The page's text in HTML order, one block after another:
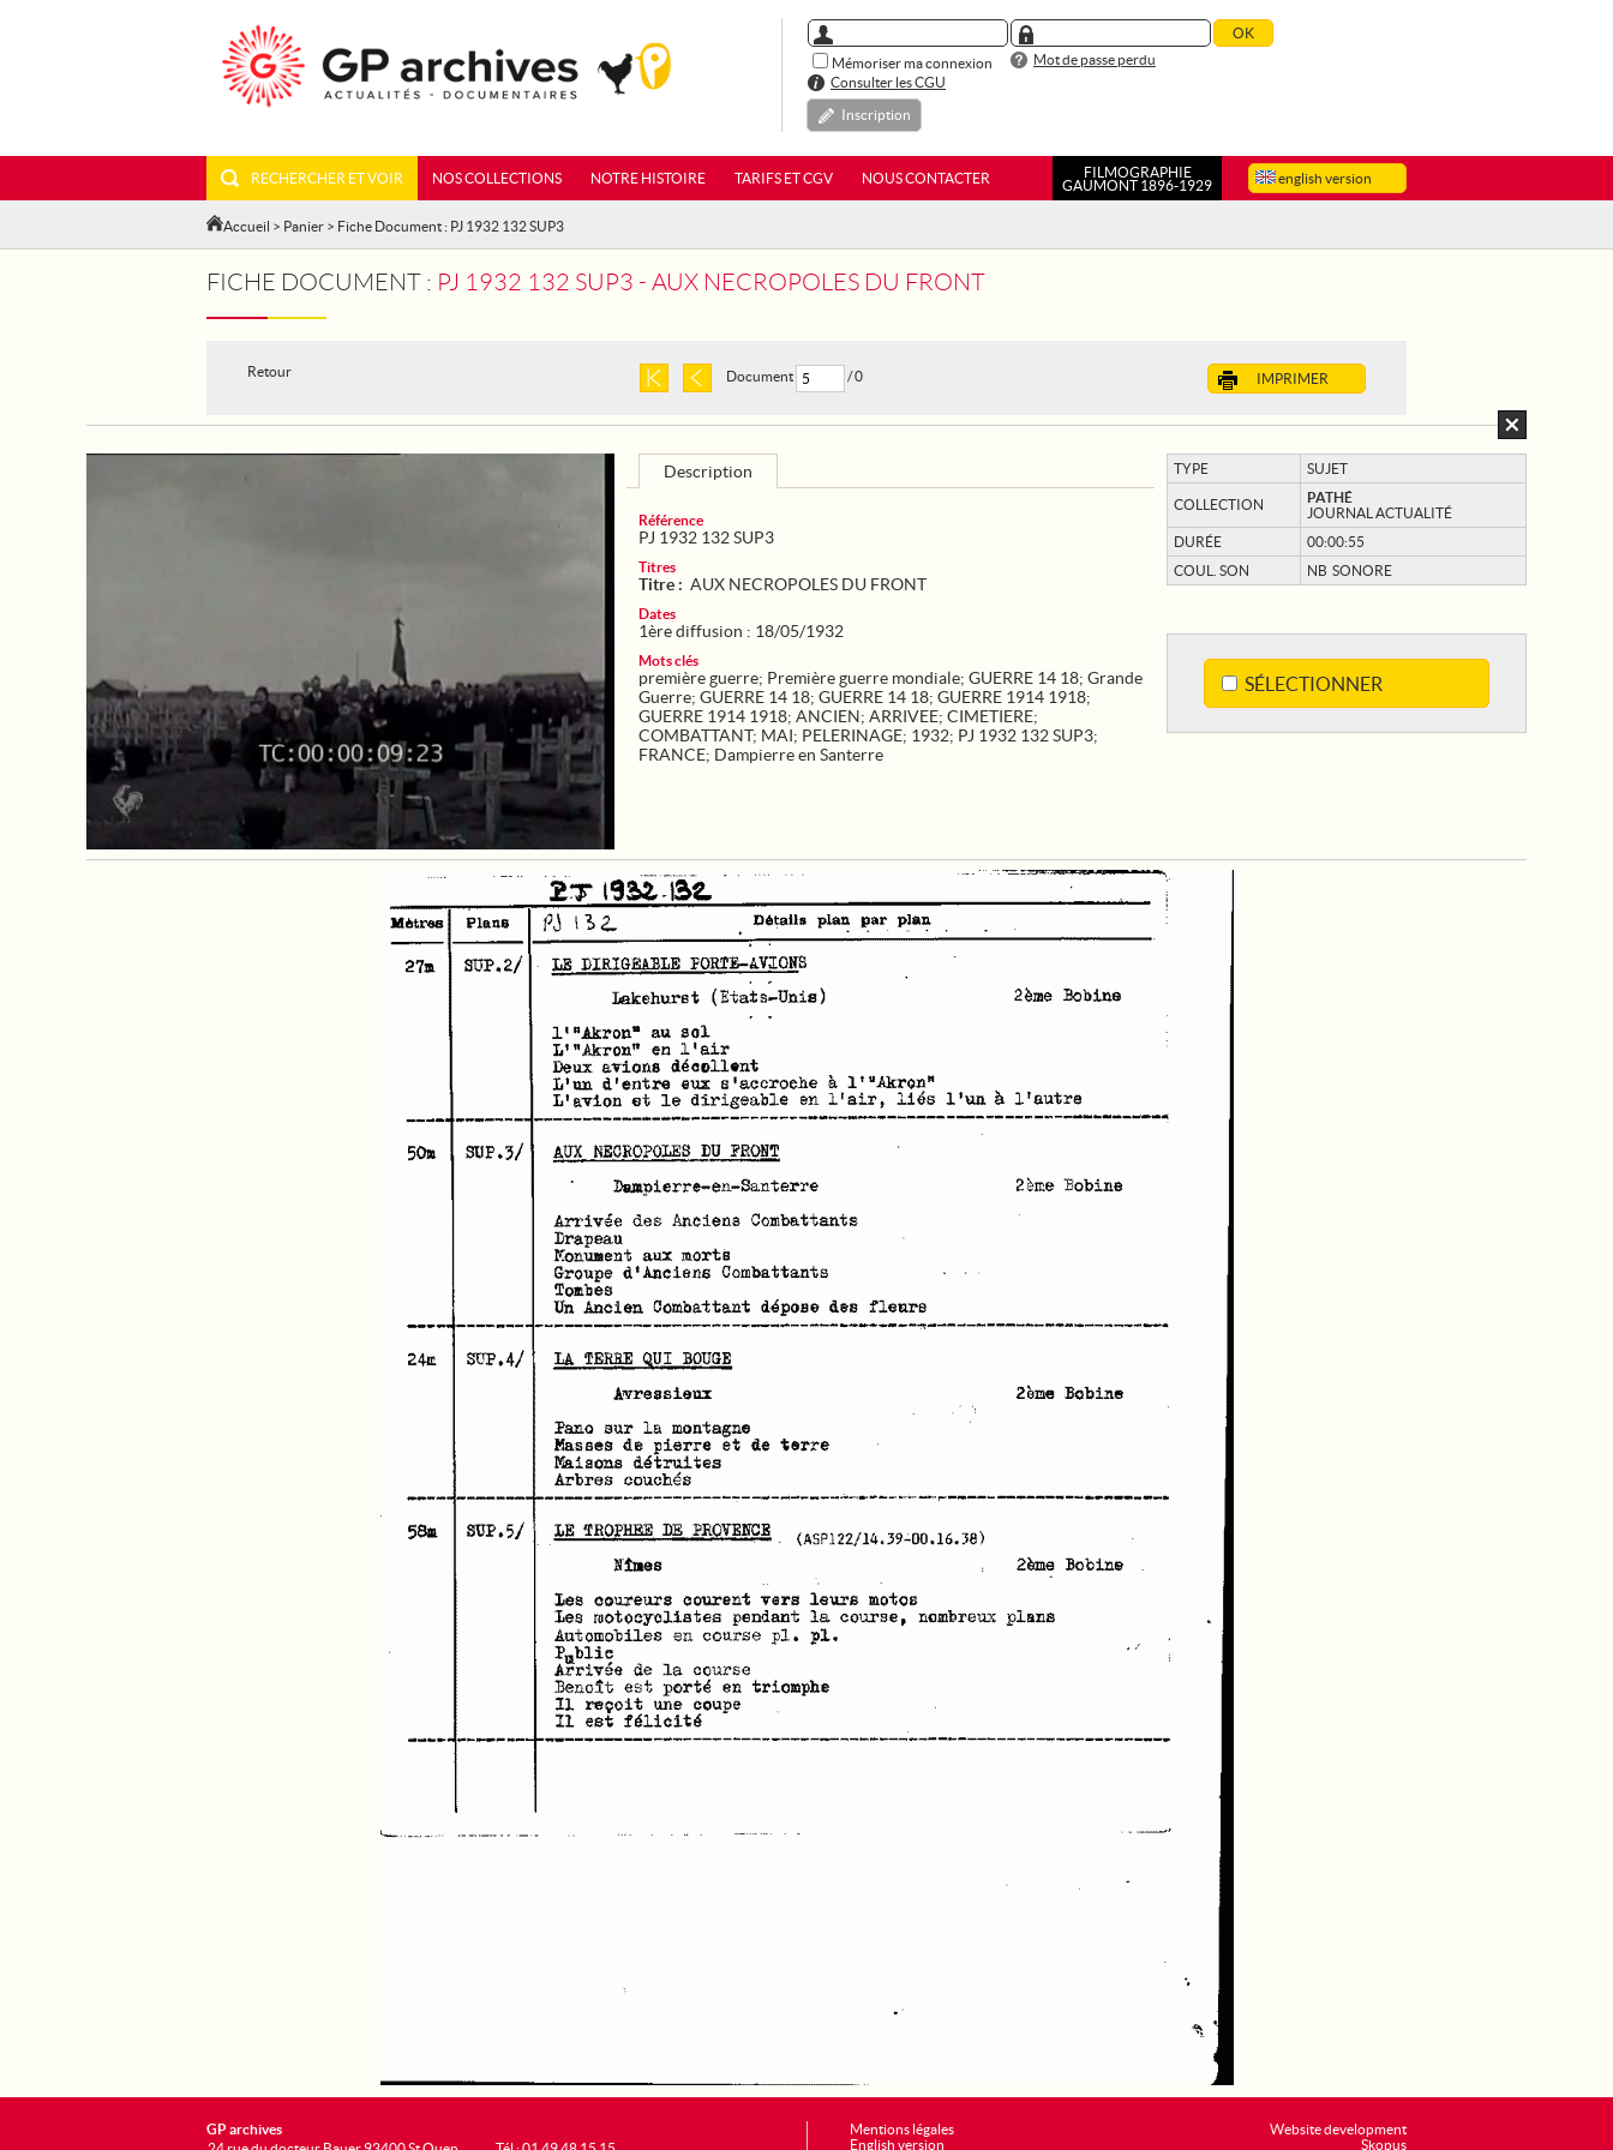
Mémoriser ma connexion
Mot de passe perdu
Consulter les CGU
Inscription
english version
RECHERCHER ET VOIR NOS COLLECTIONS NOTRE HISTOIRE TARIFS ET CGV NOUS CONTACTER
FILMOGRAPHIE
GAUMONT 1896-1929
Accueil > Panier > Fiche Document : PJ 1932 132 SUP3
FICHE DOCUMENT : PJ 1932 132 SUP3 - AUX NECROPOLES DU FRONT
Retour IMPRIMER
Document / 0
TYPE SUJET
COLLECTION
PATHÉ
JOURNAL ACTUALITÉ
DURÉE
00:00:55
COUL. SON
NB SONORE
SÉLECTIONNER
Description
Référence
PJ 1932 132 SUP3
Titres
Titre : AUX NECROPOLES DU FRONT
Dates
1ère diffusion : 18/05/1932
Mots clés
première guerre; Première guerre mondiale; GUERRE 14 18; Grande
Guerre; GUERRE 14 18; GUERRE 14 18; GUERRE 1914 1918;
GUERRE 1914 1918; ANCIEN; ARRIVEE; CIMETIERE;
COMBATTANT; MAI; PELERINAGE; 1932; PJ 1932 132 SUP3;
FRANCE; Dampierre en Santerre
Website development
Skopus
GP archives
Mentions légales
English version